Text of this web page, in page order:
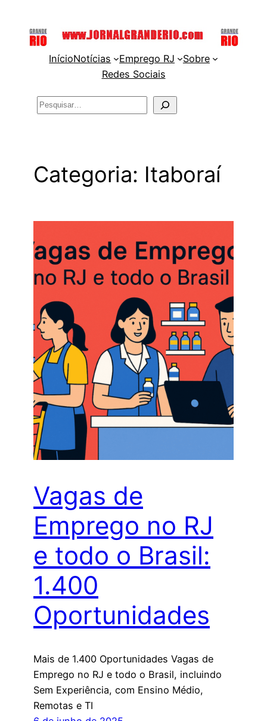
InícioNotícias Emprego RJ
Sobre
Redes Sociais
Pesquisar
Categoria: Itaboraí
Vagas de
Emprego no RJ
e todo o Brasil:
1.400
Oportunidades
Mais de 1.400 Oportunidades Vagas de
Emprego no RJ e todo o Brasil, incluindo
Sem Experiência, com Ensino Médio,
Remotas e TI